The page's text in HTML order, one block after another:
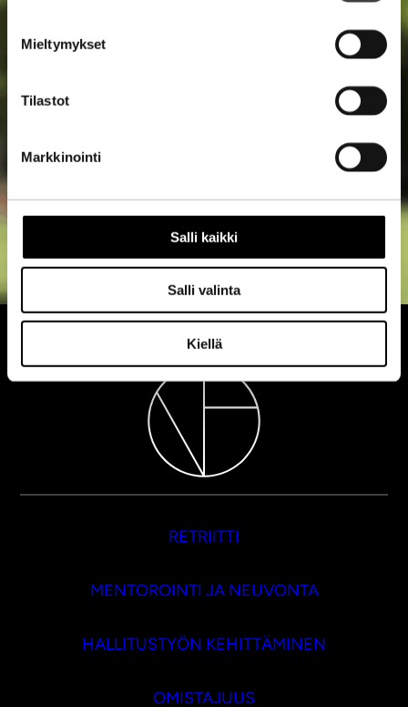
Mieltymykset
Tilastot
Markkinointi
Salli kaikki
Salli valinta
Kiellä
RETRIITTI
MENTOROINTI JA NEUVONTA
HALLITUSTYÖN KEHITTÄMINEN
OMISTAJUUS